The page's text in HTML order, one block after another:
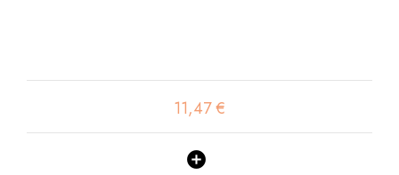
11,47 €